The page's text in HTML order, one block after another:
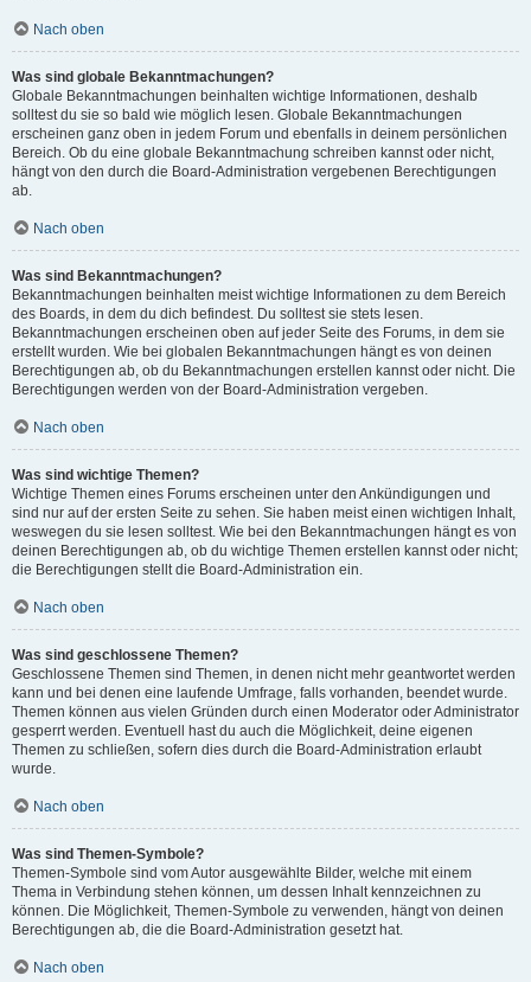
Nach oben
Was sind globale Bekanntmachungen?
Globale Bekanntmachungen beinhalten wichtige Informationen, deshalb
solltest du sie so bald wie möglich lesen. Globale Bekanntmachungen
erscheinen ganz oben in jedem Forum und ebenfalls in deinem persönlichen
Bereich. Ob du eine globale Bekanntmachung schreiben kannst oder nicht,
hängt von den durch die Board-Administration vergebenen Berechtigungen
ab.
Nach oben
Was sind Bekanntmachungen?
Bekanntmachungen beinhalten meist wichtige Informationen zu dem Bereich
des Boards, in dem du dich befindest. Du solltest sie stets lesen.
Bekanntmachungen erscheinen oben auf jeder Seite des Forums, in dem sie
erstellt wurden. Wie bei globalen Bekanntmachungen hängt es von deinen
Berechtigungen ab, ob du Bekanntmachungen erstellen kannst oder nicht. Die
Berechtigungen werden von der Board-Administration vergeben.
Nach oben
Was sind wichtige Themen?
Wichtige Themen eines Forums erscheinen unter den Ankündigungen und
sind nur auf der ersten Seite zu sehen. Sie haben meist einen wichtigen Inhalt,
weswegen du sie lesen solltest. Wie bei den Bekanntmachungen hängt es von
deinen Berechtigungen ab, ob du wichtige Themen erstellen kannst oder nicht;
die Berechtigungen stellt die Board-Administration ein.
Nach oben
Was sind geschlossene Themen?
Geschlossene Themen sind Themen, in denen nicht mehr geantwortet werden
kann und bei denen eine laufende Umfrage, falls vorhanden, beendet wurde.
Themen können aus vielen Gründen durch einen Moderator oder Administrator
gesperrt werden. Eventuell hast du auch die Möglichkeit, deine eigenen
Themen zu schließen, sofern dies durch die Board-Administration erlaubt
wurde.
Nach oben
Was sind Themen-Symbole?
Themen-Symbole sind vom Autor ausgewählte Bilder, welche mit einem
Thema in Verbindung stehen können, um dessen Inhalt kennzeichnen zu
können. Die Möglichkeit, Themen-Symbole zu verwenden, hängt von deinen
Berechtigungen ab, die die Board-Administration gesetzt hat.
Nach oben